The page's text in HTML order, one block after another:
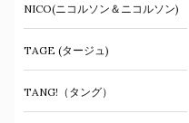
NICO(ニコルソン＆ニコルソン)
TAGE (タージュ)
TANG!（タング）